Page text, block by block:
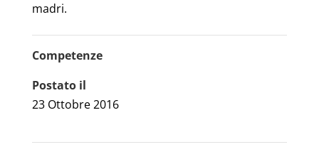
madri.
Competenze
Postato il
23 Ottobre 2016